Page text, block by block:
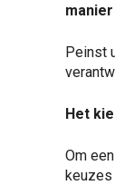
Peinst
Het
Om
keuzes